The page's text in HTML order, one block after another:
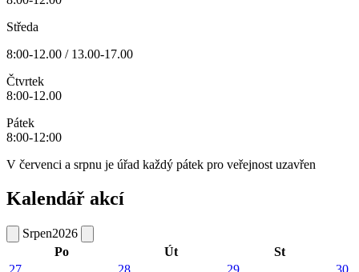
Středa
8:00-12.00 / 13.00-17.00
Čtvrtek
8:00-12.00
Pátek
8:00-12:00
V červenci a srpnu je úřad každý pátek pro veřejnost uzavřen
Kalendář akcí
Srpen2026
Po
Út
St